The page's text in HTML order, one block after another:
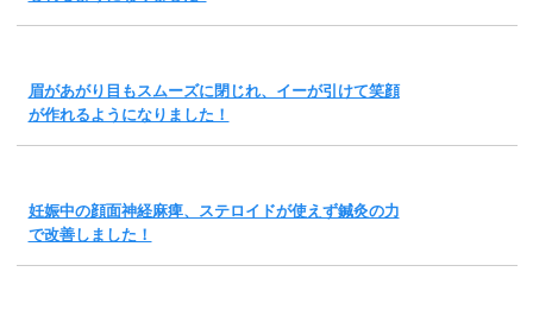
眉があがり目もスムーズに閉じれ、イーが引けて笑顔
が作れるようになりました！
妊娠中の顔面神経麻痺、ステロイドが使えず鍼灸の力
で改善しました！